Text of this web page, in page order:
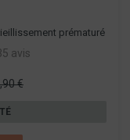
prématuré
avis
€